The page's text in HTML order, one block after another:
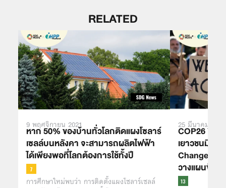
RELATED
9 พฤศจิกายน 2021
หาก 50% ของบ้านทั่วโลกติดแผงโซลาร์
เซลล์บนหลังคา จะสามารถผลิตไฟฟ้า
ได้เพียงพอที่โลกต้องการใช้ทั้งปี
การศึกษาใหม่พบว่า การติดตั้งแผงโซลาร์เซลล์
25 มีนาคม 2021
COP26
เยาวชนมีบท
Change ได้
วางแผนขับเ